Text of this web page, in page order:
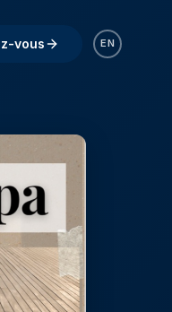
vous EN